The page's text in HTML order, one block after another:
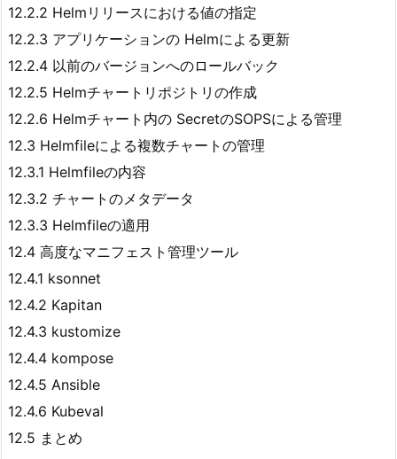
12.2.2 Helmリリースにおける値の指定
12.2.3 アプリケーションの Helmによる更新
12.2.4 以前のバージョンへのロールバック
12.2.5 Helmチャートリポジトリの作成
12.2.6 Helmチャート内の SecretのSOPSによる管理
12.3 Helmfileによる複数チャートの管理
12.3.1 Helmfileの内容
12.3.2 チャートのメタデータ
12.3.3 Helmfileの適用
12.4 高度なマニフェスト管理ツール
12.4.1 ksonnet
12.4.2 Kapitan
12.4.3 kustomize
12.4.4 kompose
12.4.5 Ansible
12.4.6 Kubeval
12.5 まとめ